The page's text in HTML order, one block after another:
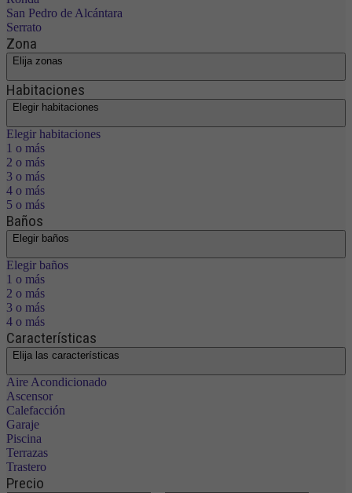
San Pedro de Alcántara
Serrato
Zona
Elija zonas
Habitaciones
Elegir habitaciones
Elegir habitaciones
1 o más
2 o más
3 o más
4 o más
5 o más
Baños
Elegir baños
Elegir baños
1 o más
2 o más
3 o más
4 o más
Características
Elija las características
Aire Acondicionado
Ascensor
Calefacción
Garaje
Piscina
Terrazas
Trastero
Precio